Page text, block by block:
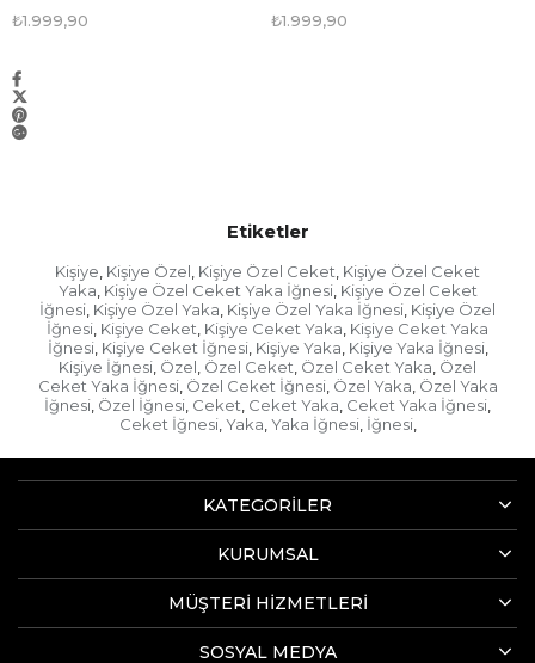
₺1.999,90 ₺1.999,90
Etiketler
Kişiye, Kişiye Özel, Kişiye Özel Ceket, Kişiye Özel Ceket
Yaka, Kişiye Özel Ceket Yaka İğnesi, Kişiye Özel Ceket
İğnesi, Kişiye Özel Yaka, Kişiye Özel Yaka İğnesi, Kişiye Özel
İğnesi, Kişiye Ceket, Kişiye Ceket Yaka, Kişiye Ceket Yaka
İğnesi, Kişiye Ceket İğnesi, Kişiye Yaka, Kişiye Yaka İğnesi,
Kişiye İğnesi, Özel, Özel Ceket, Özel Ceket Yaka, Özel
Ceket Yaka İğnesi, Özel Ceket İğnesi, Özel Yaka, Özel Yaka
İğnesi, Özel İğnesi, Ceket, Ceket Yaka, Ceket Yaka İğnesi,
Ceket İğnesi, Yaka, Yaka İğnesi, İğnesi,
KATEGORİLER
KURUMSAL
MÜŞTERİ HİZMETLERİ
SOSYAL MEDYA